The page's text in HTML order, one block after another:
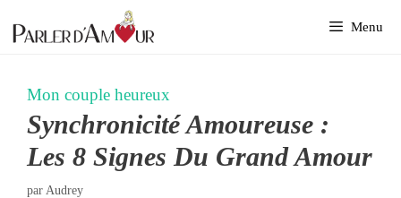
au
Menu
Mon couple heureux
Synchronicité Amoureuse :
Les 8 Signes Du Grand Amour
par Audrey